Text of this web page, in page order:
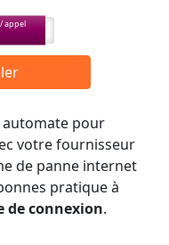
appel
automate pour
votre fournisseur
de panne internet
pratique à
de connexion.